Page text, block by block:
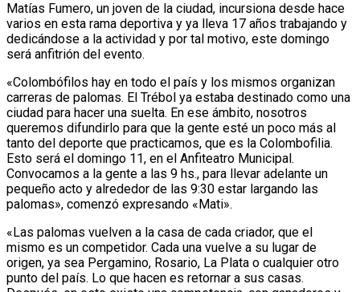
Matías Fumero, un joven de la ciudad, incursiona desde hace
varios en esta rama deportiva y ya lleva 17 años trabajando y
dedicándose a la actividad y por tal motivo, este domingo
será anfitrión del evento.
«Colombófilos hay en todo el país y los mismos organizan
carreras de palomas. El Trébol ya estaba destinado como una
ciudad para hacer una suelta. En ese ámbito, nosotros
queremos difundirlo para que la gente esté un poco más al
tanto del deporte que practicamos, que es la Colombofilia.
Esto será el domingo 11, en el Anfiteatro Municipal.
Convocamos a la gente a las 9 hs., para llevar adelante un
pequeño acto y alrededor de las 9:30 estar largando las
palomas», comenzó expresando «Mati».
«Las palomas vuelven a la casa de cada criador, que el
mismo es un competidor. Cada una vuelve a su lugar de
origen, ya sea Pergamino, Rosario, La Plata o cualquier otro
punto del país. Lo que hacen es retornar a sus casas.